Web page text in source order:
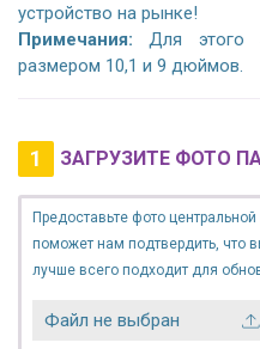
устройство на рынке!
Примечания: Для этого
размером 10,1 и 9 дюймов.
1 ЗАГРУЗИТЕ ФОТО
Предоставьте фото
поможет нам подтвердить, что
лучше всего подходит для
Файл не выбран